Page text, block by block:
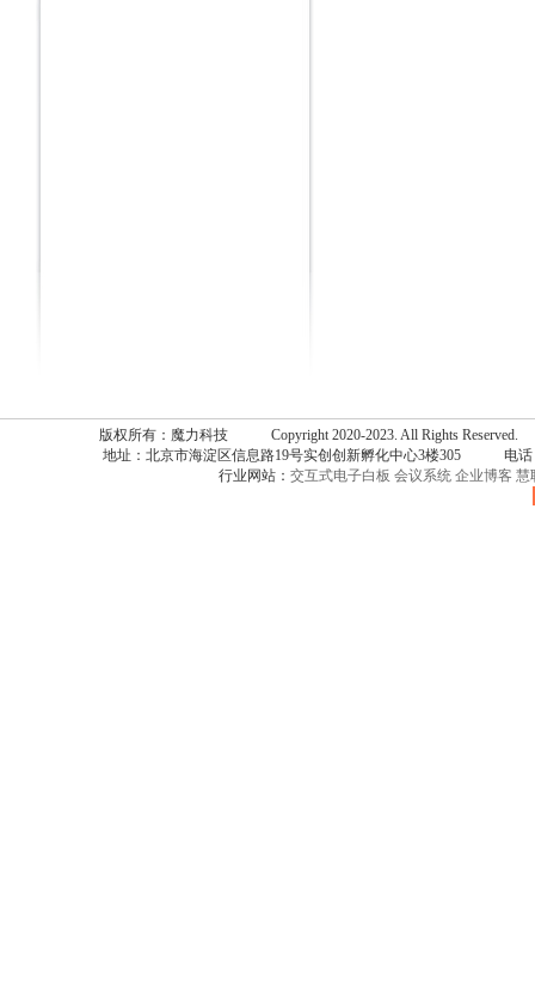
版权所有：魔力科技 Copyright 2020-2023. All Rights
地址：北京市海淀区信息路19号实创创新孵化中心3楼305
行业网站： 交互式电子白板 会议系统 企业博客 慧